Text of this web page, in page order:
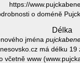
https://
o doméně
Délka
jména
má délku 19
včetně www